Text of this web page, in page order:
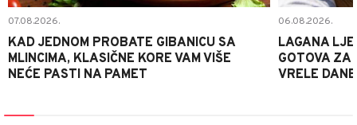
07.08.2026.
KAD JEDNOM PROBATE GIBANICU SA
MLINCIMA, KLASIČNE KORE VAM VIŠE
NEĆE PASTI NA PAMET
06.08.2026.
LAGANA
GOTOVA ZA
VRELE DANE